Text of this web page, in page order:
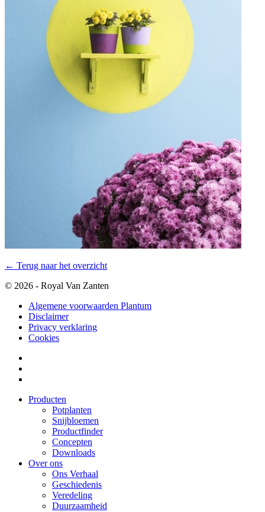
← Terug naar het overzicht
© 2026 - Royal Van Zanten
Algemene voorwaarden Plantum
Disclaimer
Privacy verklaring
Cookies
Producten
Potplanten
Snijbloemen
Productfinder
Concepten
Downloads
Over ons
Ons Verhaal
Geschiedenis
Veredeling
Duurzaamheid